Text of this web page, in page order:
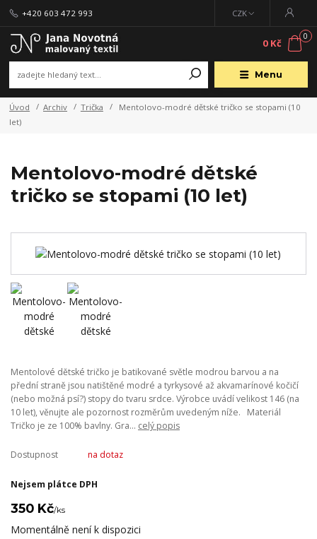
Menu
CZK
+420 603 472 993
0
0 Kč
Úvod Archiv Trička
Mentolovo-modré dětské tričko se stopami (10
let)
Mentolovo-modré dětské
tričko se stopami (10 let)
Mentolové dětské tričko je batikované světle modrou barvou a na
přední straně jsou natištěné modré a tyrkysové až akvamarínové kočičí
(nebo možná psí?) stopy do tvaru srdce. Výrobce uvádí velikost 146 (na
10 let), věnujte ale pozornost rozměrům uvedeným níže. Materiál
Tričko je ze 100% bavlny. Gra... celý popis
Dostupnost na dotaz
Nejsem plátce DPH
350 Kč/ks
Momentálně není k dispozici